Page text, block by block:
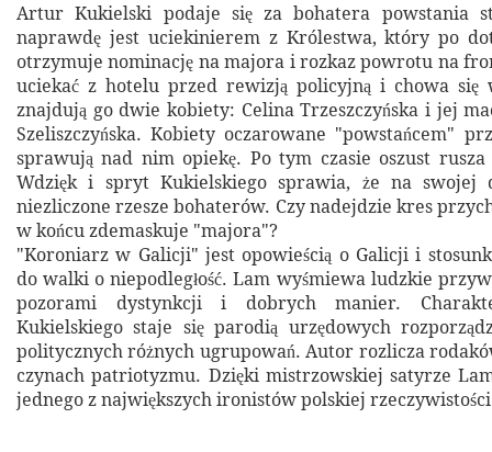
Artur Kukielski podaje się za bohatera powstania
naprawdę jest uciekinierem z Królestwa, który po
otrzymuje nominację na majora i rozkaz powrotu na
uciekać z hotelu przed rewizją policyjną i chowa się
znajdują go dwie kobiety: Celina Trzeszczyńska i jej
Szeliszczyńska. Kobiety oczarowane "powstańcem"
sprawują nad nim opiekę. Po tym czasie oszust
Wdzięk i spryt Kukielskiego sprawia, że na swojej
niezliczone rzesze bohaterów. Czy nadejdzie kres
w końcu zdemaskuje "majora"?
"Koroniarz w Galicji" jest opowieścią o Galicji i
do walki o niepodległość. Lam wyśmiewa ludzkie
pozorami dystynkcji i dobrych manier.
Kukielskiego staje się parodią urzędowych
politycznych różnych ugrupowań. Autor rozlicza
czynach patriotyzmu. Dzięki mistrzowskiej satyrze
jednego z największych ironistów polskiej